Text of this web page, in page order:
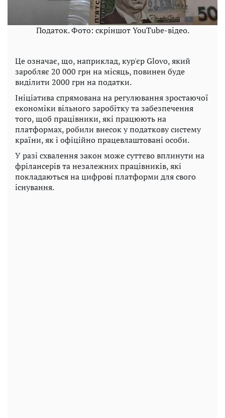
Податок. Фото: скріншот YouTube-відео.
Це означає, що, наприклад, кур'єр Glovo, який
заробляє 20 000 грн на місяць, повинен буде
виділити 2000 грн на податки.
Ініціатива спрямована на регулювання зростаючої
економіки вільного заробітку та забезпечення
того, щоб працівники, які працюють на
платформах, робили внесок у податкову систему
країни, як і офіційно працевлаштовані особи.
У разі схвалення закон може суттєво вплинути на
фрілансерів та незалежних працівників, які
покладаються на цифрові платформи для свого
існування.